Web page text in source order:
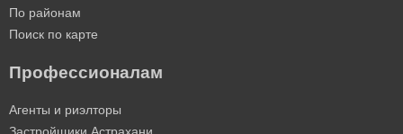
По районам
Поиск по карте
Профессионалам
Агенты и риэлторы